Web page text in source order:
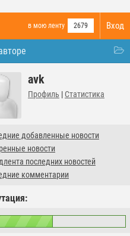
Вход
в мою ленту 2679
avk
Профиль | Статистика
добавленные новости
новости
последних новостей
комментарии